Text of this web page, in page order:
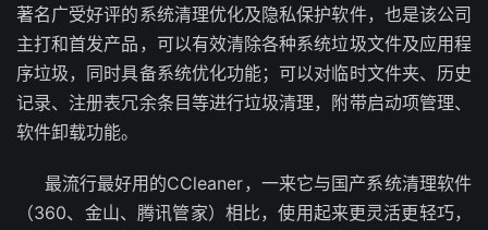
著名广受好评的系统清理优化及隐私保护软件，也是该公司
主打和首发产品，可以有效清除各种系统垃圾文件及应用程
序垃圾，同时具备系统优化功能；可以对临时文件夹、历史
记录、注册表冗余条目等进行垃圾清理，附带启动项管理、
软件卸载功能。
最流行最好用的CCleaner，一来它与国产系统清理软件
（360、金山、腾讯管家）相比，使用起来更灵活更轻巧，